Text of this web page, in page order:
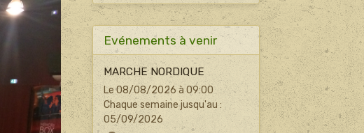
Evénements à venir
MARCHE NORDIQUE
Le 08/08/2026 à 09:00
Chaque semaine jusqu'au :
05/09/2026